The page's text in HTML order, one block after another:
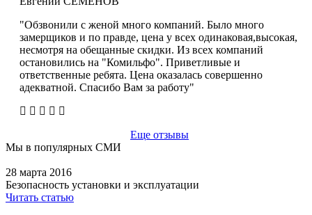
"Обзвонили с женой много компаний. Было много
замерщиков и по правде, цена у всех одинаковая,высокая,
несмотря на обещанные скидки. Из всех компаний
остановились на "Комильфо". Приветливые и
ответственные ребята. Цена оказалась совершенно
адекватной. Спасибо Вам за работу"
Еще отзывы
Мы в популярных СМИ
28 марта 2016
Безопасность установки и эксплуатации
Читать статью